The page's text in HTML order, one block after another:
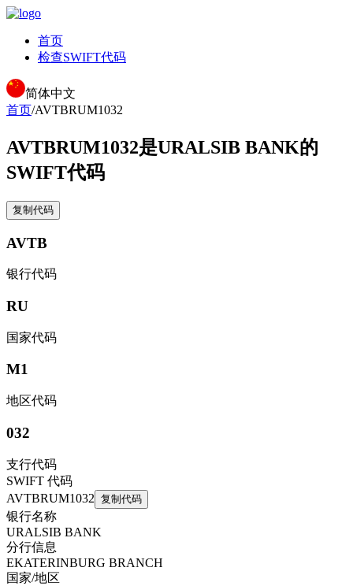
首页
检查SWIFT代码
简体中文
首页/AVTBRUM1032
AVTBRUM1032是URALSIB BANK的
SWIFT代码
复制代码
AVTB
银行代码
RU
国家代码
M1
地区代码
032
支行代码
SWIFT 代码
AVTBRUM1032 复制代码
银行名称
URALSIB BANK
分行信息
EKATERINBURG BRANCH
国家/地区